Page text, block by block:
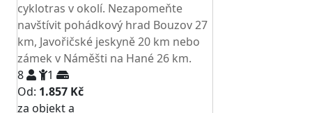
cyklotras v okolí. Nezapomeňte
navštívit pohádkový hrad Bouzov 27
km, Javořičské jeskyně 20 km nebo
zámek v Náměšti na Hané 26 km.
8
1
Od: 1.857 Kč
za objekt a